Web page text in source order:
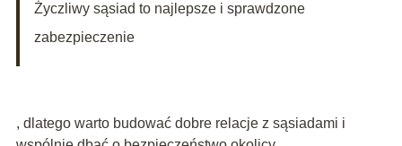
Życzliwy sąsiad to najlepsze i sprawdzone
zabezpieczenie
, dlatego warto budować dobre relacje z sąsiadami i